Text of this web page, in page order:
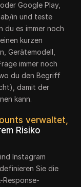
Google Play,
in und teste
du es immer noch
kurzen
Gerätemodell,
immer noch
du den Begriff
damit der
kann.
verwaltet,
Risiko
Instagram
Sie die
Response-